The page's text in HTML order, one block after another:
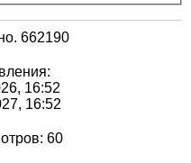
662190
16:52
16:52
60